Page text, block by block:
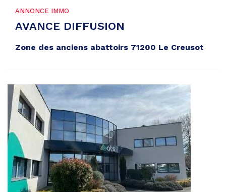
ANNONCE IMMO
AVANCE DIFFUSION
Zone des anciens abattoirs 71200 Le Creusot